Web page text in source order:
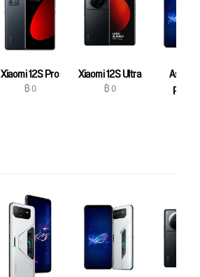
Xiaomi 12S Pro
฿ 0
Xiaomi 12S Ultra
฿ 0
Asus